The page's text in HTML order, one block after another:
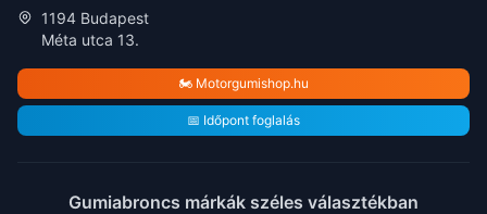
1194 Budapest
Méta utca 13.
🏍️ Motorgumishop.hu
📅 Időpont foglalás
Gumiabroncs márkák széles választékban